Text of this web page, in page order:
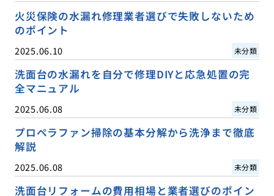
火災保険の水漏れ修理業者選びで失敗しないため
のポイント
2025.06.10 未分類
洗面台の水漏れを自分で修理DIYと応急処置の完
全マニュアル
2025.06.08 未分類
プロペラファン掃除の基本分解から洗浄まで徹底
解説
2025.06.08 未分類
洗面台リフォームの費用相場と業者選びのポイン